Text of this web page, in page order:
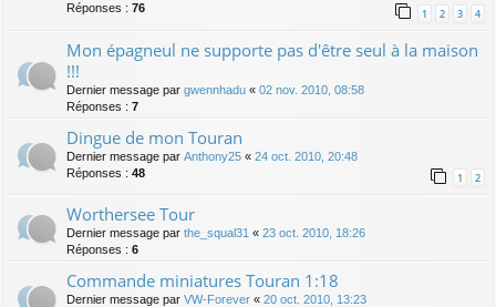
Réponses : 76 1 2 3 4
Mon épagneul ne supporte pas d'être seul à la maison
!!!
Dernier message par gwennhadu « 02 nov. 2010, 08:58
Réponses : 7
Dingue de mon Touran
Dernier message par Anthony25 « 24 oct. 2010, 20:48
Réponses : 48 1 2
Worthersee Tour
Dernier message par the_squal31 « 23 oct. 2010, 18:26
Réponses : 6
Commande miniatures Touran 1:18
Dernier message par VW-Forever « 20 oct. 2010, 13:23